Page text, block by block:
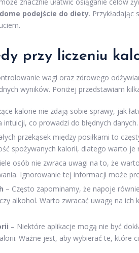
podejście do diety.
przy liczeniu
wagi oraz zdrowego
wyników. Poniżej przedstawiam
kalorie nie zdają sobie sprawy, jak
co prowadzi do błędnych danych.
przekąsek między posiłkami to
spożywanych kalorii, dlatego warto je
osób nie zwraca uwagi na to, że
Ignorowanie tej informacji może
– Często zapominamy, że napoje
alkohol. Warto zwracać uwagę na ich
– Niektóre aplikacje mogą nie być
Ważne jest, aby wybierać te, które